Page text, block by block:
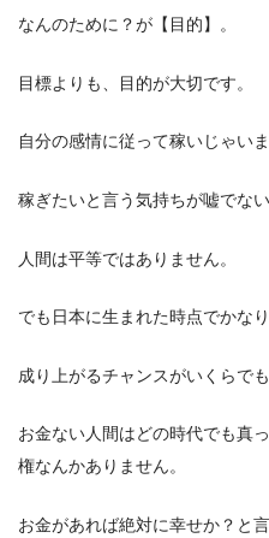
なんのために？が【目的】。
目標よりも、目的が大切です。
自分の感情に従って稼いじゃいま
稼ぎたいと言う気持ちが嘘でな
人間は平等ではありません。
でも日本に生まれた時点でかな
成り上がるチャンスがいくらで
お金ない人間はどの時代でも真
権なんかありません。
お金があれば絶対に幸せか？と